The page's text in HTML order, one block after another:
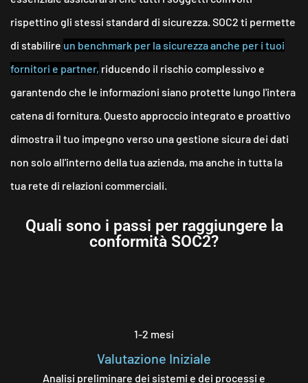
rispettino gli stessi standard di sicurezza. SOC2 ti permette
di stabilire un benchmark per la sicurezza anche per i tuoi
fornitori e partner, riducendo il rischio complessivo e
garantendo che le informazioni siano protette lungo l'intera
catena di fornitura. Questo approccio integrato e proattivo
dimostra il tuo impegno verso una gestione sicura dei dati
non solo all'interno della tua azienda, ma anche in tutta la
tua rete di relazioni commerciali.
Quali sono i passi per raggiungere la
conformità SOC2?
1-2 mesi
Valutazione Iniziale
Analisi preliminare dei sistemi e dei processi e